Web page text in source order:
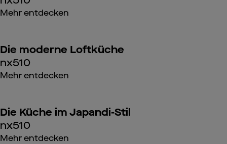
Mehr entdecken
Die moderne Loftküche
nx510
Mehr entdecken
Die Küche im Japandi-Stil
nx510
Mehr entdecken